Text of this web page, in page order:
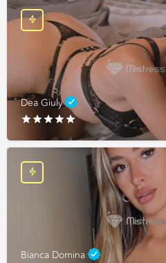
Dea Giuly
Bianca Domina